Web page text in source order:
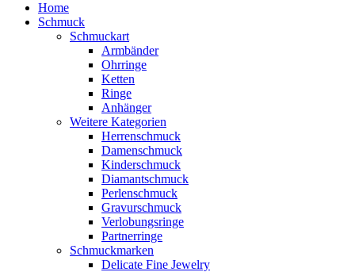
Home
Schmuck
Schmuckart
Armbänder
Ohrringe
Ketten
Ringe
Anhänger
Weitere Kategorien
Herrenschmuck
Damenschmuck
Kinderschmuck
Diamantschmuck
Perlenschmuck
Gravurschmuck
Verlobungsringe
Partnerringe
Schmuckmarken
Delicate Fine Jewelry